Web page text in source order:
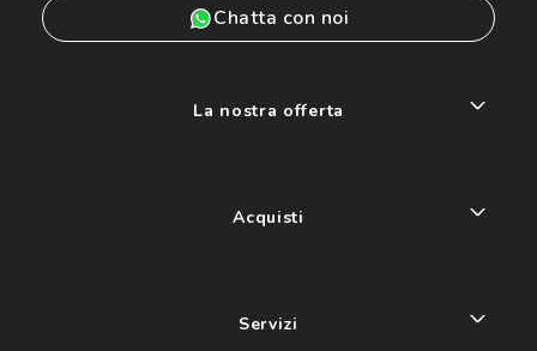
Chatta con noi
La nostra offerta
Acquisti
Servizi